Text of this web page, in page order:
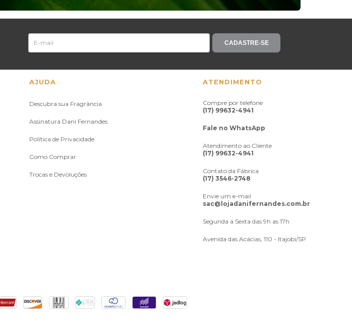
CADASTRE-SE
AJUDA
Descubra sua Fragrância
Assinatura Dani Fernandes
Política de Privacidade
Como Comprar
Trocas e Devoluções
ATENDIMENTO
Compre por telefone
(17) 99632-4941
Fale no WhatsApp
Atendimento ao Cliente
(17) 99632-4941
Contato da Fábrica
(17) 3546-2748
Envie um e-mail
sac@lojadanifernandes.com.br
Segunda a Sexta das 9h as 17h
Avenida das Acácias, 110 - Itajobi/SP